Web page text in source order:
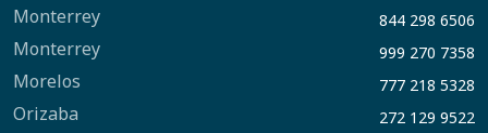
Monterrey 844 298 6506
Monterrey 999 270 7358
Morelos 777 218 5328
Orizaba 272 129 9522